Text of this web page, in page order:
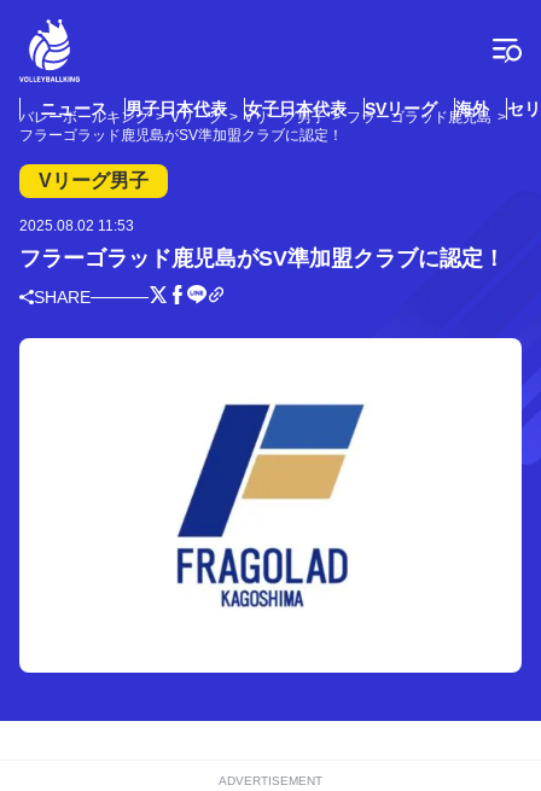
ニュース 男子日本代表 女子日本代表 SVリーグ 海外 セ
バレーボールキング Vリーグ Vリーグ男子
フラーゴラッド鹿児島
フラーゴラッド鹿児島がSV準加盟クラブに認定！
Vリーグ男子
2025.08.02 11:53
フラーゴラッド鹿児島がSV準加盟クラブに認定！
SHARE
ADVERTISEMENT